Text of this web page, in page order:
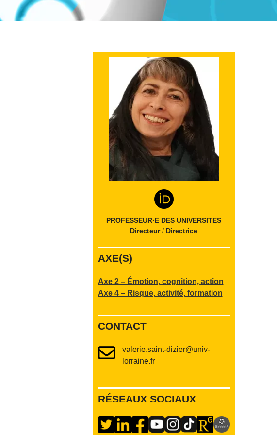
PROFESSEUR·E DES UNIVERSITÉS
Directeur / Directrice
AXE(S)
Axe 2 – Émotion, cognition, action
Axe 4 – Risque, activité, formation
CONTACT
valerie.saint-dizier@univ-
lorraine.fr
RÉSEAUX SOCIAUX